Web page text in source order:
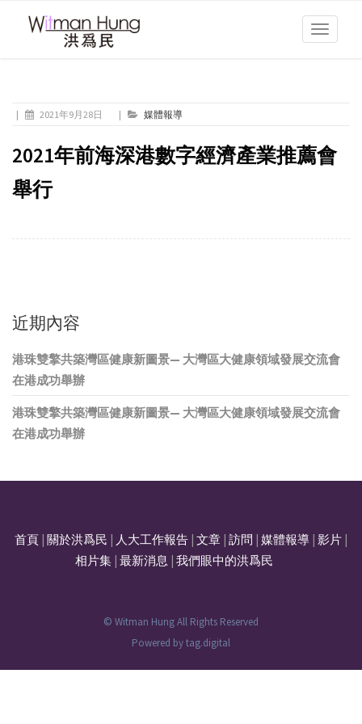
Toggle
| 2021年9月28日 | 媒體報導
2021年前海深港數字經濟產業推薦會
舉行
近期內容
港珠雙擎共築灣區健康新圖景— 大灣區大健康領域發展交流會
在港成功舉辦
港珠雙擎共築灣區健康新圖景— 大灣區大健康領域發展交流會
在港成功舉辦
首頁 關於洪爲民 人大工作報告 文章 訪問 媒體報導 影片
相片集| 最新消息 我們眼中的洪爲民
© Witman Hung All Rights Reserved
Powered bytag.digital